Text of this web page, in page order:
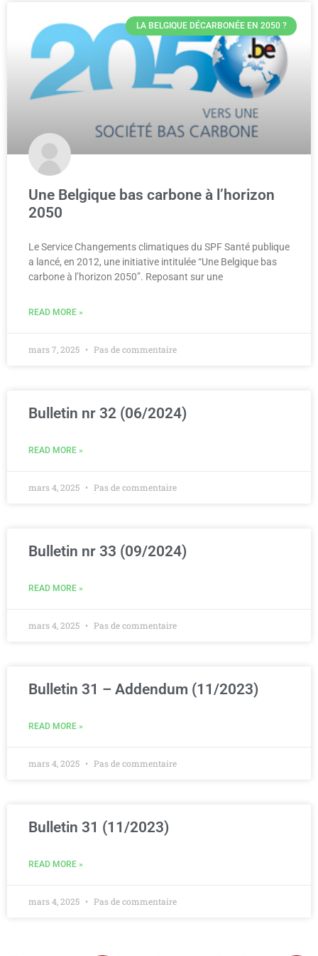
LA BELGIQUE DÉCARBONÉE EN 2050 ?
Une Belgique bas carbone à l’horizon
2050
Le Service Changements climatiques du SPF Santé publique
a lancé, en 2012, une initiative intitulée “Une Belgique bas
carbone à l’horizon 2050”. Reposant sur une
READ MORE »
mars 7, 2025 Pas de commentaire
Bulletin nr 32 (06/2024)
READ MORE »
mars 4, 2025 Pas de commentaire
Bulletin nr 33 (09/2024)
READ MORE »
mars 4, 2025 Pas de commentaire
Bulletin 31 – Addendum (11/2023)
READ MORE »
mars 4, 2025 Pas de commentaire
Bulletin 31 (11/2023)
READ MORE »
mars 4, 2025 Pas de commentaire